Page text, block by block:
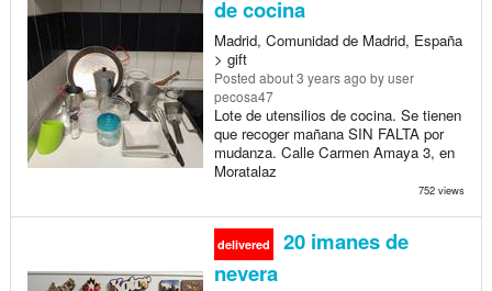
de cocina
Madrid, Comunidad de Madrid, España
> gift
Posted about 3 years ago by user
pecosa47
Lote de utensilios de cocina. Se tienen
que recoger mañana SIN FALTA por
mudanza. Calle Carmen Amaya 3, en
Moratalaz
752 views
delivered
20 imanes de
nevera